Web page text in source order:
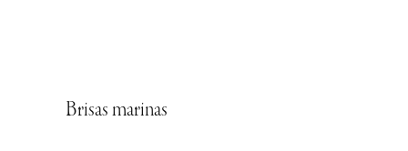
Brisas marinas